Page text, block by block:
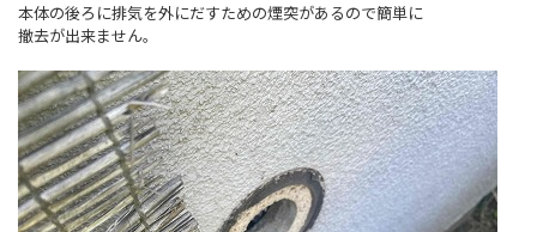
本体の後ろに排気を外にだすための煙突があるので簡単に
撤去が出来ません。